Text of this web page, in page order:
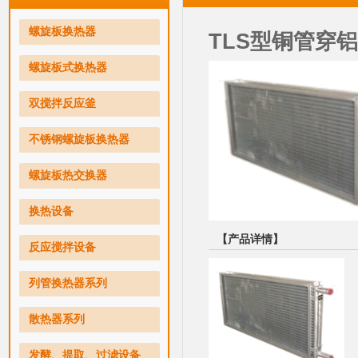
螺旋板换热器
螺旋板式换热器
双搅拌反应釜
不锈钢螺旋板换热器
螺旋板热交换器
换热设备
反应搅拌设备
列管换热器系列
散热器系列
发酵、提取、过滤设备
TLS型铜管穿
【产品详情】